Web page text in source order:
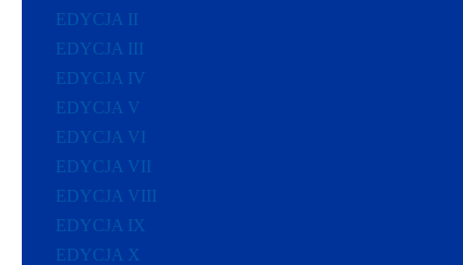
EDYCJA II
EDYCJA III
EDYCJA IV
EDYCJA V
EDYCJA VI
EDYCJA VII
EDYCJA VIII
EDYCJA IX
EDYCJA X